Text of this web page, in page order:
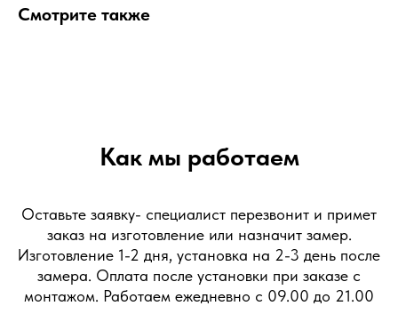
Смотрите также
Как мы работаем
Оставьте заявку- специалист перезвонит и примет
заказ на изготовление или назначит замер.
Изготовление 1-2 дня, установка на 2-3 день после
замера. Оплата после установки при заказе с
монтажом. Работаем ежедневно с 09.00 до 21.00